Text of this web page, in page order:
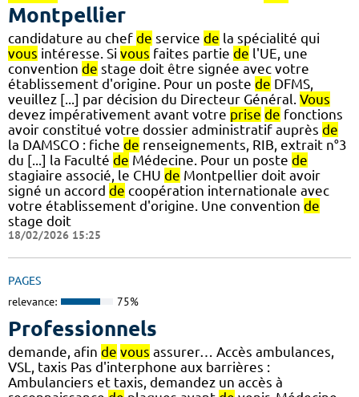
Montpellier
candidature au chef de service de la spécialité qui
vous intéresse. Si vous faites partie de l'UE, une
convention de stage doit être signée avec votre
établissement d'origine. Pour un poste de DFMS,
veuillez [...] par décision du Directeur Général. Vous
devez impérativement avant votre prise de fonctions
avoir constitué votre dossier administratif auprès de
la DAMSCO : fiche de renseignements, RIB, extrait n°3
du [...] la Faculté de Médecine. Pour un poste de
stagiaire associé, le CHU de Montpellier doit avoir
signé un accord de coopération internationale avec
votre établissement d'origine. Une convention de
stage doit
18/02/2026 15:25
PAGES
relevance: 75%
Professionnels
demande, afin de vous assurer… Accès ambulances,
VSL, taxis Pas d'interphone aux barrières :
Ambulanciers et taxis, demandez un accès à